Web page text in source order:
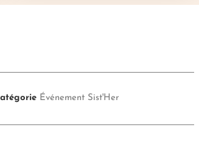
Événement Sist'Her